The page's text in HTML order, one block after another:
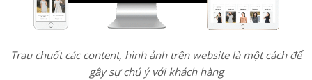
Trau chuốt các content, hình ảnh trên website là một cách để
gây sự chú ý với khách hàng